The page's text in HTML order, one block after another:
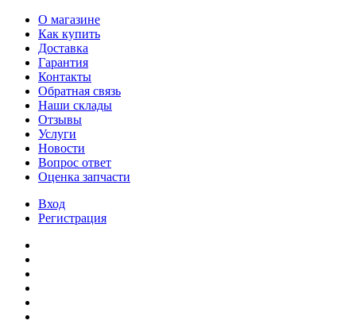
О магазине
Как купить
Доставка
Гарантия
Контакты
Обратная связь
Наши склады
Отзывы
Услуги
Новости
Вопрос ответ
Оценка запчасти
Вход
Регистрация